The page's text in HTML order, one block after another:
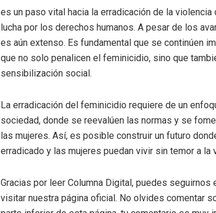
es un paso vital hacia la erradicación de la
lucha por los derechos humanos. A pesar de los
es aún extenso. Es fundamental que se continúen
que no solo penalicen el feminicidio, sino que
sensibilización social.
La erradicación del feminicidio requiere de un
sociedad, donde se reevalúen las normas y se
las mujeres. Así, es posible construir un futuro
erradicado y las mujeres puedan vivir sin temor a la
Gracias por leer Columna Digital, puedes seguirnos
visitar nuestra página oficial. No olvides comentar